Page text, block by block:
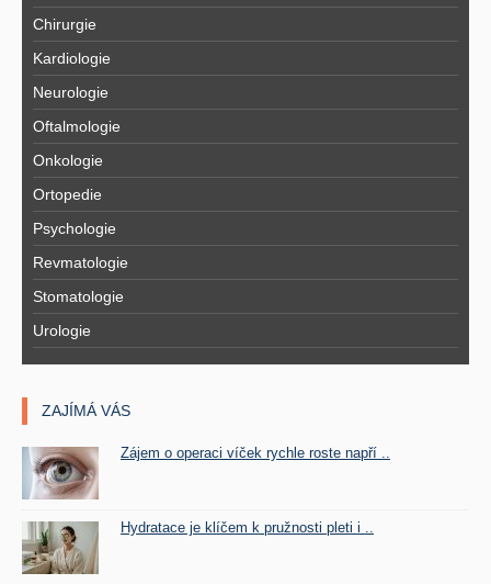
Chirurgie
Kardiologie
Neurologie
Oftalmologie
Onkologie
Ortopedie
Psychologie
Revmatologie
Stomatologie
Urologie
ZAJÍMÁ VÁS
Zájem o operaci víček rychle roste napří ..
Hydratace je klíčem k pružnosti pleti i ..